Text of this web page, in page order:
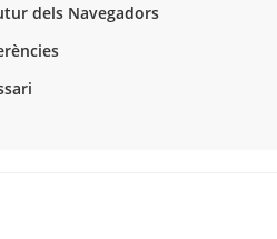
dels Navegadors